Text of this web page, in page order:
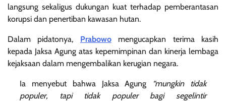
langsung sekaligus dukungan kuat terhadap pemberantasan
korupsi dan penertiban kawasan hutan.
Dalam pidatonya, Prabowomengucapkan terima kasih
kepada Jaksa Agung atas kepemimpinan dan kinerja lembaga
kejaksaan dalam mengembalikan kerugian negara.
Ia menyebut bahwa Jaksa Agung
“mungkin tidak
populer, tapi tidak populer bagi segelintir